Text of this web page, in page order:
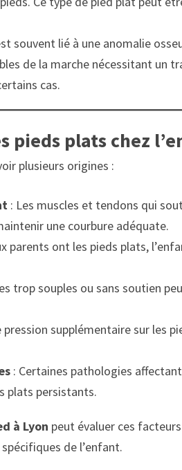
souvent lié à une anomalie
de la marche nécessitant un
cas.
pieds plats chez
plusieurs origines :
: Les muscles et tendons qui
une courbure adéquate.
parents ont les pieds plats,
trop souples ou sans soutien
pression supplémentaire sur les
: Certaines pathologies
plats persistants.
à Lyon peut évaluer ces
de l’enfant.